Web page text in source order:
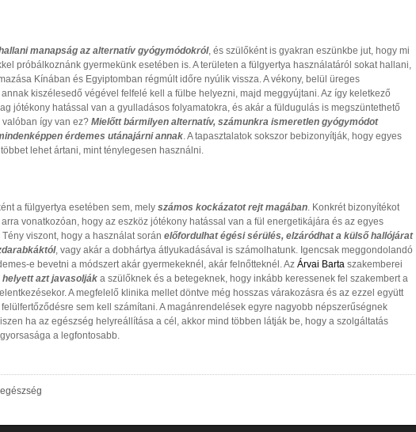
manapság az alternatív gyógymódokról, és szülőként is gyakran eszünkbe jut, hogy mi
próbálkoznánk gyermekünk esetében is. A területen a fülgyertya használatáról sokat hallani,
Kínában és Egyiptomban régmúlt időre nyúlik vissza. A vékony, belül üreges
kiszélesedő végével felfelé kell a fülbe helyezni, majd meggyújtani. Az így keletkező
jótékony hatással van a gyulladásos folyamatokra, és akár a füldugulás is megszüntethető
így van ez? Mielőtt bármilyen alternatív, számunkra ismeretlen gyógymódot
érdemes utánajárni annak. A tapasztalatok sokszor bebizonyítják, hogy egyes
lehet ártani, mint ténylegesen használni.
a fülgyertya esetében sem, mely számos kockázatot rejt magában. Konkrét bizonyítékot
vonatkozóan, hogy az eszköz jótékony hatással van a fül energetikájára és az egyes
viszont, hogy a használat során előfordulhat égési sérülés, elzáródhat a külső hallójárat
, vagy akár a dobhártya átlyukadásával is számolhatunk. Igencsak meggondolandó
e bevetni a módszert akár gyermekeknél, akár felnőtteknél. Az Árvai Barta szakemberei
azt javasolják a szülőknek és a betegeknek, hogy inkább keressenek fel szakembert a
A megfelelő klinika mellet döntve még hosszas várakozásra és az ezzel együtt
sem kell számítani. A magánrendelések egyre nagyobb népszerűségnek
ha az egészség helyreállítása a cél, akkor mind többen látják be, hogy a szolgáltatás
a legfontosabb.
egészség